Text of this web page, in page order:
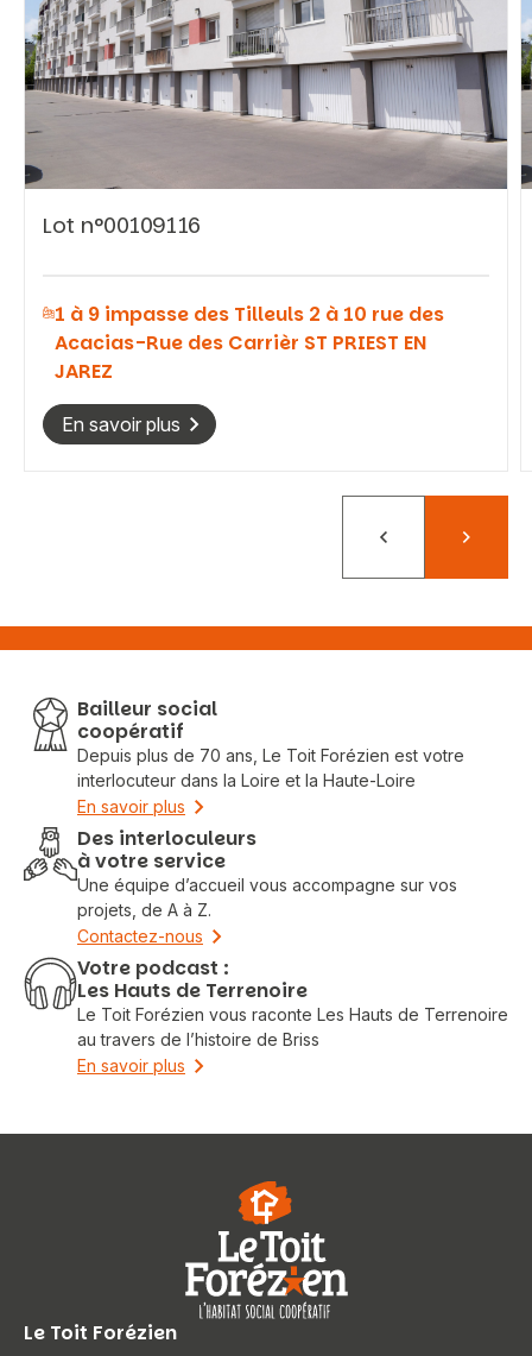
Rechercher
Lot n°00109116
1 à 9 impasse des Tilleuls 2 à 10 rue des
Acacias-Rue des Carrièr ST PRIEST EN
JAREZ
En savoir plus
PrécédentSuivant
Bailleur social
coopératif
Depuis plus de 70 ans, Le Toit Forézien est votre
interlocuteur dans la Loire et la Haute-Loire
En savoir plus
Des interloculeurs
à votre service
Une équipe d’accueil vous accompagne sur vos
projets, de A à Z.
Contactez-nous
Votre podcast :
Les Hauts de Terrenoire
Le Toit Forézien vous raconte Les Hauts de Terrenoire
au travers de l’histoire de Briss
En savoir plus
Le Toit Forézien